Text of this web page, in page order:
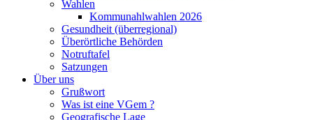
Wahlen
Kommunahlwahlen 2026
Gesundheit (überregional)
Überörtliche Behörden
Notruftafel
Satzungen
Über uns
Grußwort
Was ist eine VGem ?
Geografische Lage